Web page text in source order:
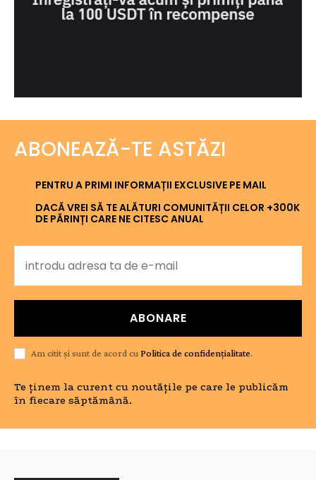
ABONEAZĂ-TE ASTĂZI
PENTRU A PRIMI INFORMAȚII EXCLUSIVE PE MAIL
DACĂ VREI SĂ TE ALĂTURI COMUNITĂȚII CELOR +300K
DE PĂRINȚI CARE NE CITESC ANUAL
ABONARE
Am citit și sunt de acord cu Politica de confidențialitate.
Te ținem la curent cu noutățile pe care le publicăm
în fiecare săptămână.